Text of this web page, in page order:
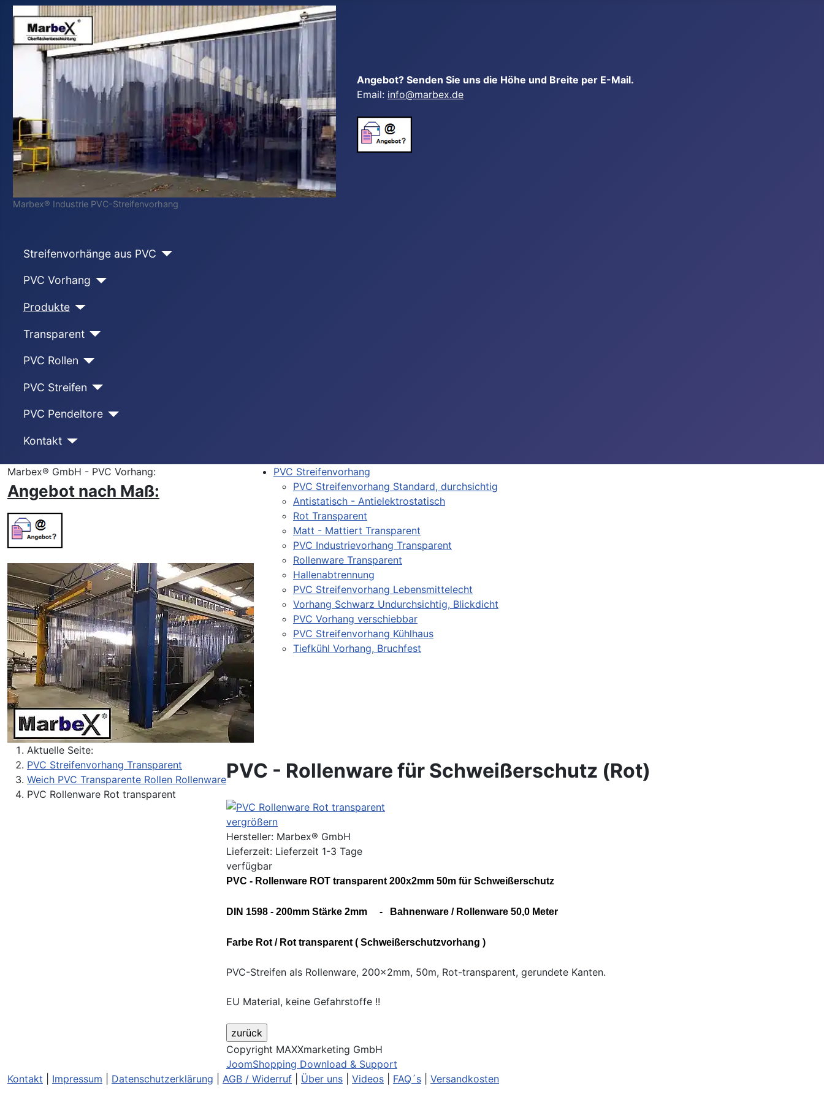
Marbex® Industrie PVC-Streifenvorhang
Angebot? Senden Sie uns die Höhe und Breite per E-Mail.
Email: info@marbex.de
Streifenvorhänge aus PVC
PVC Vorhang
Produkte
Transparent
PVC Rollen
PVC Streifen
PVC Pendeltore
Kontakt
Marbex® GmbH - PVC Vorhang:
Angebot nach Maß:
PVC Streifenvorhang
PVC Streifenvorhang Standard, durchsichtig
Antistatisch - Antielektrostatisch
Rot Transparent
Matt - Mattiert Transparent
PVC Industrievorhang Transparent
Rollenware Transparent
Hallenabtrennung
PVC Streifenvorhang Lebensmittelecht
Vorhang Schwarz Undurchsichtig, Blickdicht
PVC Vorhang verschiebbar
PVC Streifenvorhang Kühlhaus
Tiefkühl Vorhang, Bruchfest
Aktuelle Seite:
PVC Streifenvorhang Transparent
Weich PVC Transparente Rollen Rollenware
PVC Rollenware Rot transparent
PVC - Rollenware für Schweißerschutz (Rot)
vergrößern
Hersteller: Marbex® GmbH
Lieferzeit: Lieferzeit 1-3 Tage
verfügbar
PVC - Rollenware ROT transparent 200x2mm 50m für Schweißerschutz
DIN 1598 - 200mm Stärke 2mm - Bahnenware / Rollenware 50,0 Meter
Farbe Rot / Rot transparent ( Schweißerschutzvorhang )
PVC-Streifen als Rollenware, 200x2mm, 50m, Rot-transparent, gerundete Kanten.
EU Material, keine Gefahrstoffe !!
Copyright MAXXmarketing GmbH
JoomShopping Download & Support
Kontakt
Impressum Datenschutzerklärung AGB / Widerruf Über uns Videos FAQ´s
Versandkosten